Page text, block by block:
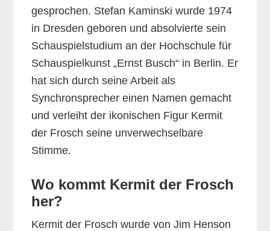
gesprochen. Stefan Kaminski wurde 1974
in Dresden geboren und absolvierte sein
Schauspielstudium an der Hochschule für
Schauspielkunst „Ernst Busch“ in Berlin. Er
hat sich durch seine Arbeit als
Synchronsprecher einen Namen gemacht
und verleiht der ikonischen Figur Kermit
der Frosch seine unverwechselbare
Stimme.
Wo kommt Kermit der Frosch
her?
Kermit der Frosch wurde von Jim Henson